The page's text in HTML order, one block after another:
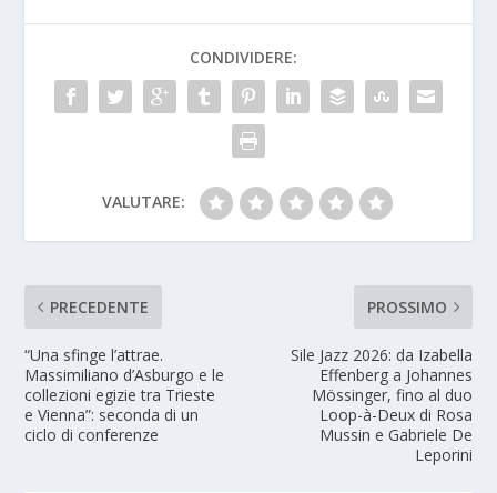
CONDIVIDERE:
VALUTARE:
PRECEDENTE
“Una sfinge l’attrae.
Massimiliano d’Asburgo e le
collezioni egizie tra Trieste
e Vienna”: seconda di un
ciclo di conferenze
PROSSIMO
Sile Jazz 2026: da Izabella
Effenberg a Johannes
Mössinger, fino al duo
Loop-à-Deux di Rosa
Mussin e Gabriele De
Leporini